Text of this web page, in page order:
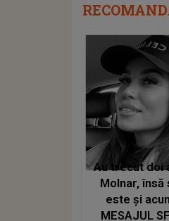
Au trecut doi
Molnar,
este și
MESAJUL